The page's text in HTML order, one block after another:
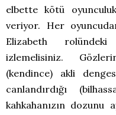
elbette kötü
veriyor. Her
Elizabeth
izlemelisiniz.
(kendince) akli
canlandırdığı
kahkahanızın dozunu